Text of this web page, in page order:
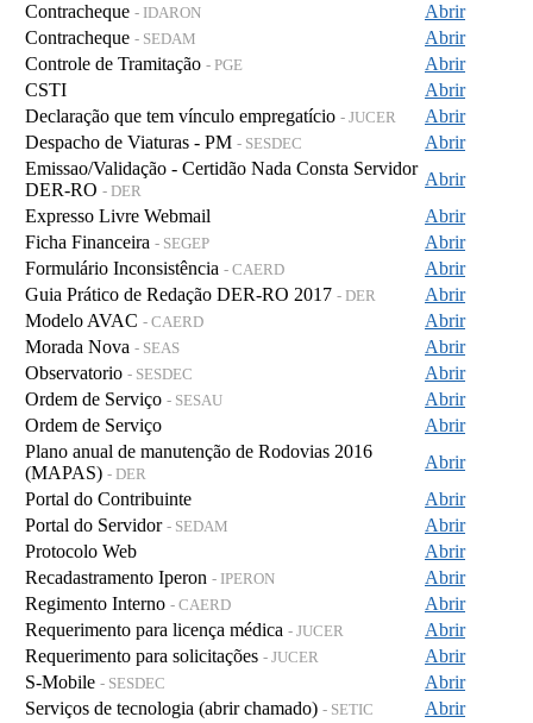
Contracheque - IDARON
Abrir
Contracheque - SEDAM
Abrir
Controle de Tramitação - PGE
Abrir
CSTI
Abrir
Declaração que tem vínculo empregatício - JUCER
Abrir
Despacho de Viaturas - PM - SESDEC
Abrir
Emissao/Validação - Certidão Nada Consta Servidor
DER-RO - DER
Abrir
Expresso Livre Webmail
Abrir
Ficha Financeira - SEGEP
Abrir
Formulário Inconsistência - CAERD
Abrir
Guia Prático de Redação DER-RO 2017 - DER
Abrir
Modelo AVAC - CAERD
Abrir
Morada Nova - SEAS
Abrir
Observatorio - SESDEC
Abrir
Ordem de Serviço - SESAU
Abrir
Ordem de Serviço
Abrir
Plano anual de manutenção de Rodovias 2016
(MAPAS) - DER
Abrir
Portal do Contribuinte
Abrir
Portal do Servidor - SEDAM
Abrir
Protocolo Web
Abrir
Recadastramento Iperon - IPERON
Abrir
Regimento Interno - CAERD
Abrir
Requerimento para licença médica - JUCER
Abrir
Requerimento para solicitações - JUCER
Abrir
S-Mobile - SESDEC
Abrir
Serviços de tecnologia (abrir chamado) - SETIC
Abrir